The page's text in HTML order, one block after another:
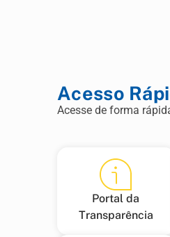
Portal da
Transparência
Acesso
Acesse de forma